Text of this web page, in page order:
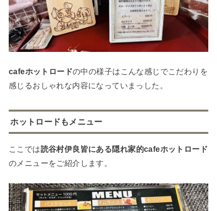
cafeホットロードの中の様子はこんな感じでこだわりを
感じるおしゃれな内容になっていまっした。
ホットロードもメニュー
ここでは読谷村伊良皆にある隠れ家的cafeホットロード
のメニューをご紹介します。